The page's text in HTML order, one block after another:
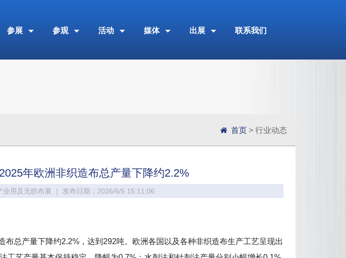
参展 参观 活动 媒体 出展 联系我们
首页 > 行业动态
年欧洲非织造布总产量下降约2.2%
业用及无纺布展 ｜ 发布日期：2026/6/5 15:11:06
产量下降约2.2%，达到292吨。欧洲各国以及各种非织造布生产工艺呈现出